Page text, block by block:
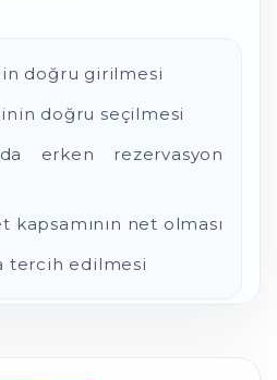
doğru girilmesi
doğru seçilmesi
erken rezervasyon
kapsamının net olması
tercih edilmesi